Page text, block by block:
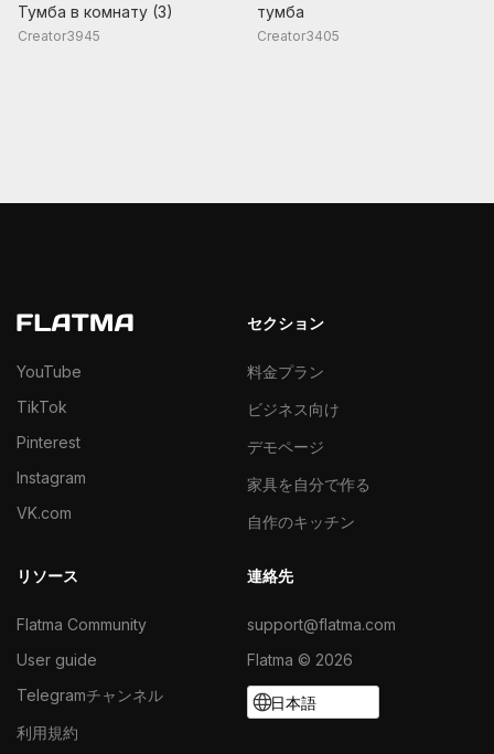
Тумба в комнату (3)
Creator3945
тумба
Creator3405
YouTube
TikTok
Pinterest
Instagram
VK.com
セクション
料金プラン
ビジネス向け
デモページ
家具を自分で作る
自作のキッチン
リソース
Flatma Community
User guide
Telegramチャンネル
利用規約
連絡先
support@flatma.com
Flatma © 2026
日本語